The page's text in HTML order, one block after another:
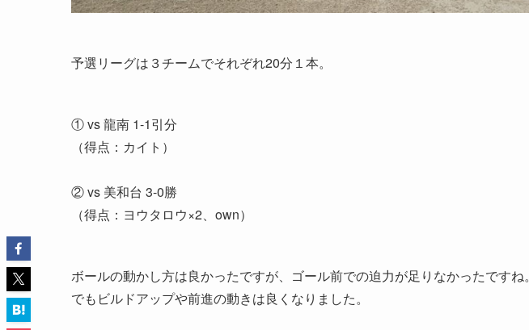
予選リーグは３チームでそれぞれ20分１本。
① vs 龍南 1-1引分
（得点：カイト）
② vs 美和台 3-0勝
（得点：ヨウタロウ×2、own）
ボールの動かし方は良かったですが、ゴール前での迫力が足りなかったですね。
でもビルドアップや前進の動きは良くなりました。